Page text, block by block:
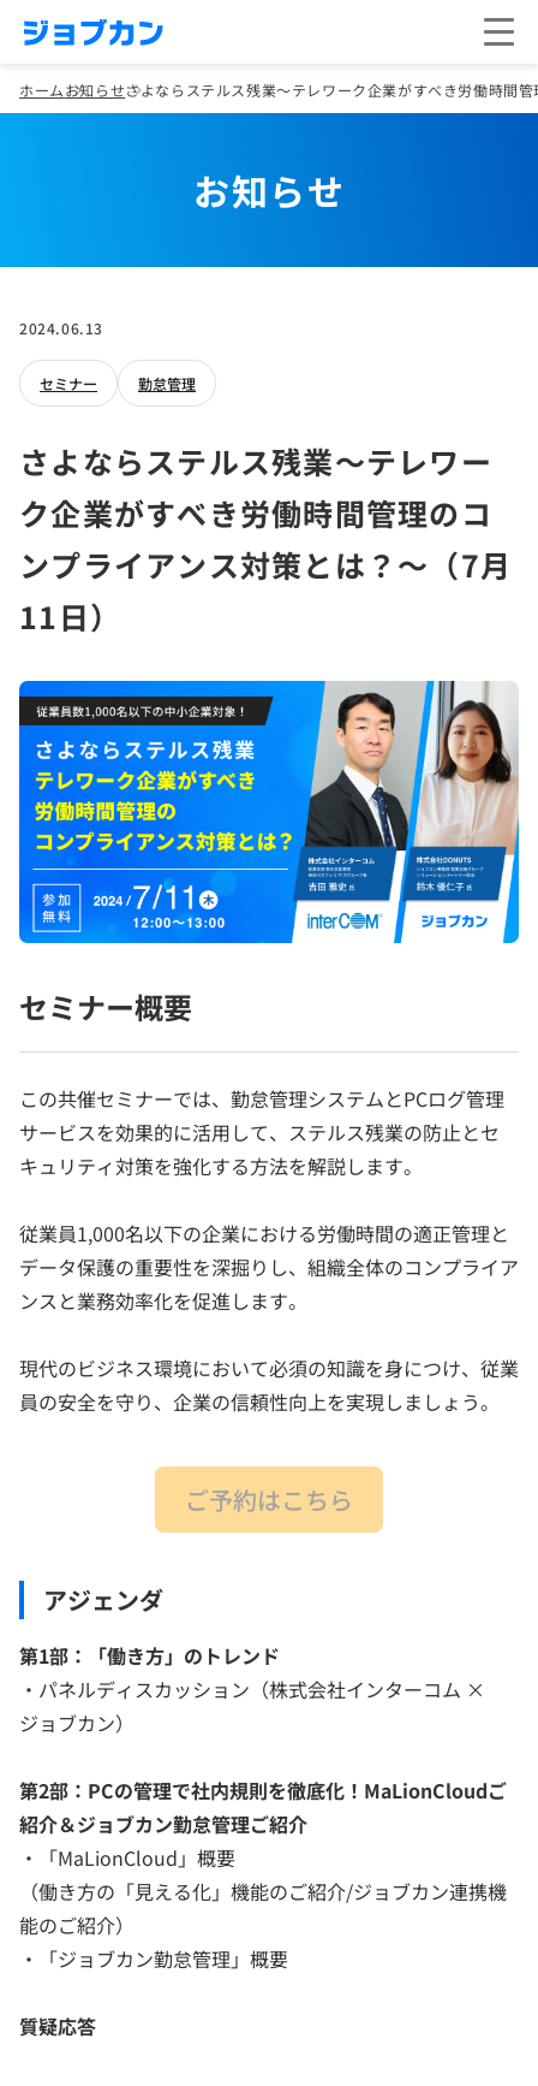
ホームお知らせさよならステルス残業～テレワーク企業がすべき労働時間
お知らせ
2024.06.13
セミナー 勤怠管理
さよならステルス残業～テレワー
ク企業がすべき労働時間管理のコ
ンプライアンス対策とは？～（7月
11日）
セミナー概要
この共催セミナーでは、勤怠管理システムとPCログ管理
サービスを効果的に活用して、ステルス残業の防止とセ
キュリティ対策を強化する方法を解説します。
従業員1,000名以下の企業における労働時間の適正管理と
データ保護の重要性を深掘りし、組織全体のコンプライア
ンスと業務効率化を促進します。
現代のビジネス環境において必須の知識を身につけ、従業
員の安全を守り、企業の信頼性向上を実現しましょう。
ご予約はこちら
アジェンダ
第1部：「働き方」のトレンド
・パネルディスカッション（株式会社インターコム ×
ジョブカン）
第2部：PCの管理で社内規則を徹底化！MaLionCloudご
紹介＆ジョブカン勤怠管理ご紹介
・「MaLionCloud」概要
（働き方の「見える化」機能のご紹介/ジョブカン連携機
能のご紹介）
・「ジョブカン勤怠管理」概要
質疑応答